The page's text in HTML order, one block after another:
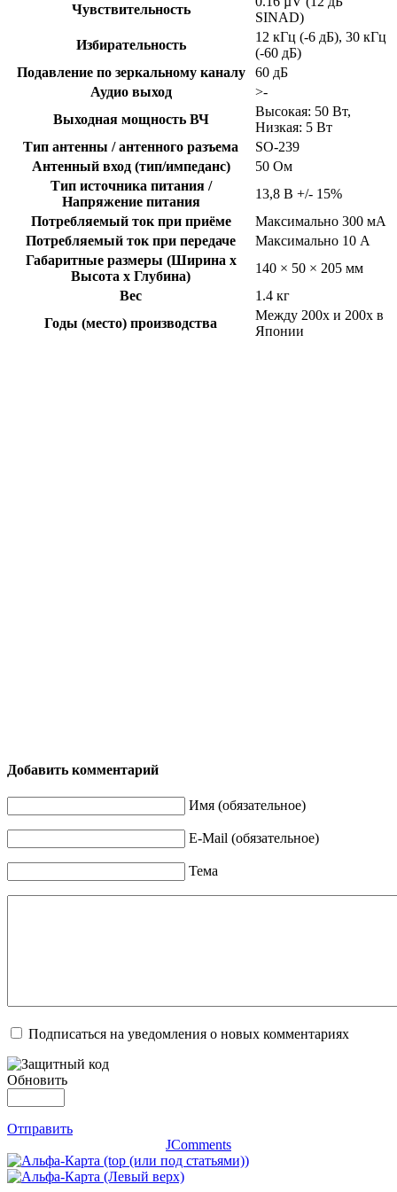
Чувствительность
SINAD)
Избирательность
12 кГц (-6 дБ), 30 кГц
(-60 дБ)
Подавление по зеркальному каналу
60 дБ
Аудио выход
>-
Выходная мощность ВЧ
Высокая: 50 Вт,
Низкая: 5 Вт
Тип антенны / антенного разъема
SO-239
Антенный вход (тип/импеданс)
50 Ом
Тип источника питания /
Напряжение питания
13,8 В +/- 15%
Потребляемый ток при приёме
Максимально 300 мА
Потребляемый ток при передаче
Максимально 10 А
Габаритные размеры (Ширина x
Высота x Глубина)
140 × 50 × 205 мм
Вес
1.4 кг
Годы (место) производства
Между 200x и 200x в
Японии
Добавить комментарий
Имя (обязательное)
E-Mail (обязательное)
Тема
Подписаться на уведомления о новых комментариях
Обновить
Отправить
JComments